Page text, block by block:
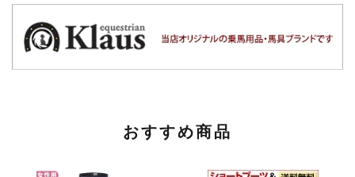
おすすめ商品